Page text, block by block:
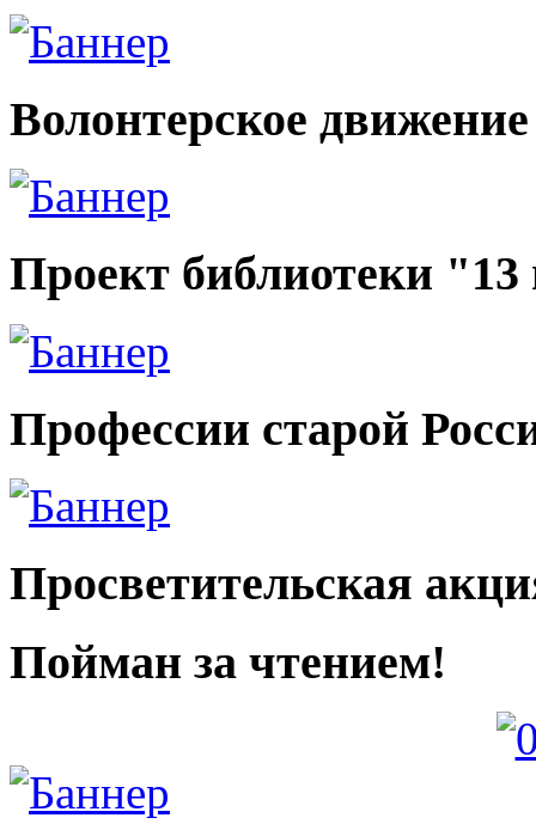
Волонтерское движение
Проект библиотеки
Профессии старой
Просветительская
Пойман за чтением!